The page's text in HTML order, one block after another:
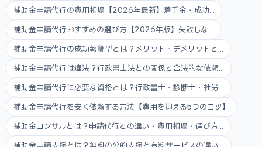
補助金申請代行の費用相場【2026年最新】着手金・成功...
補助金申請代行おすすめの選び方【2026年版】失敗しな...
補助金申請代行の成功報酬型とは？メリット・デメリットと...
補助金申請代行は違法？行政書士法との関係と合法的な依頼...
補助金申請代行に必要な資格とは？行政書士・診断士・社労...
補助金申請代行を安く依頼する方法【費用を抑える5つのコツ】
補助金コンサルとは？申請代行との違い・費用相場・選び方...
補助金申請支援とは？無料の公的支援と有料サービスの違い...